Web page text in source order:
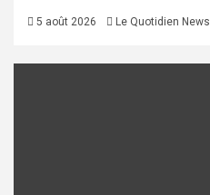
5 août 2026 Le Quotidien News